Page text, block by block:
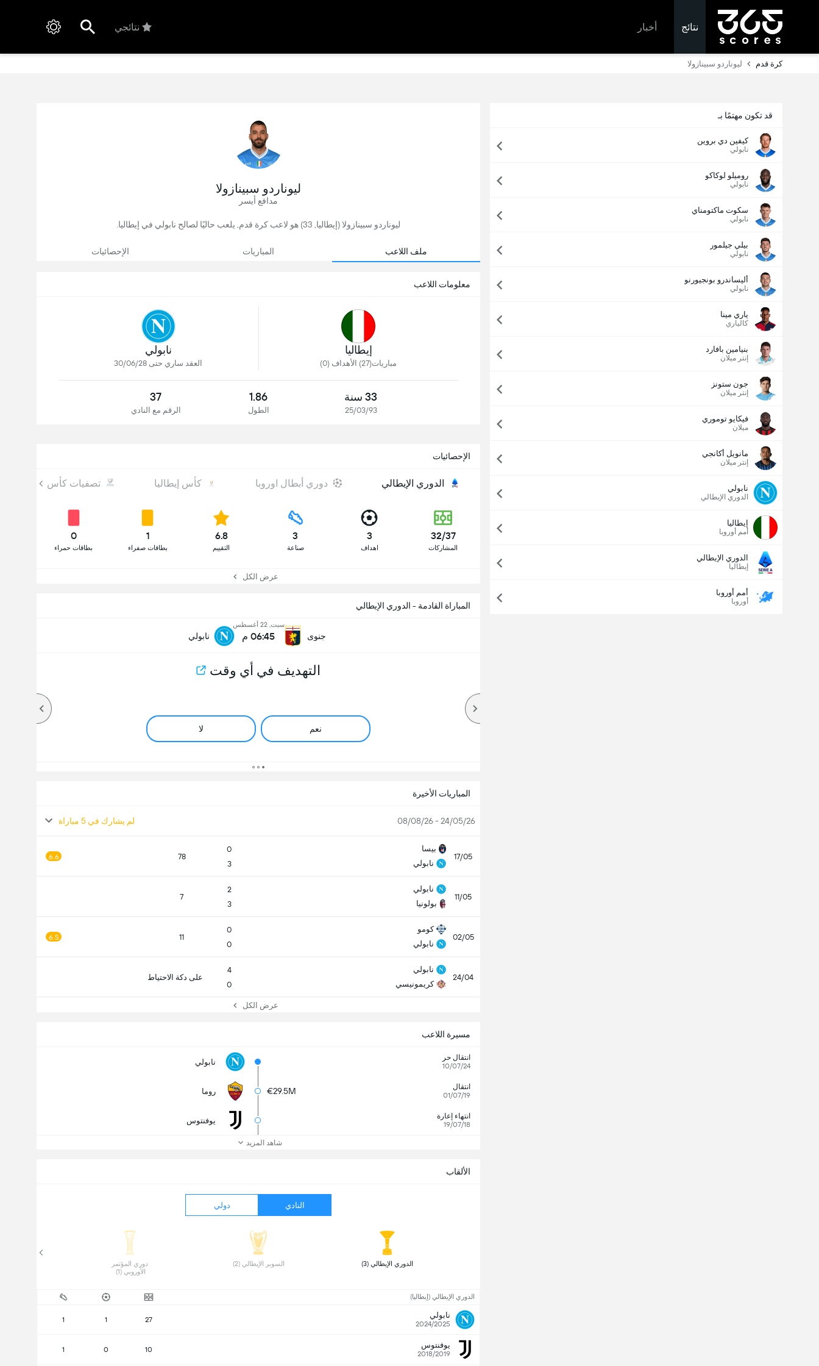
نتائج أخبار نتائجي
كرة قدم ليوناردو سبينازولا
قد تكون مهتمًا بـ
كيفين دي بروين
نابولي
روميلو لوكاكو
نابولي
سكوت ماكتومناي
نابولي
بيلي جيلمور
نابولي
أليساندرو بونجيورنو
نابولي
ياري مينا
كالياري
بنيامين بافارد
إنتر ميلان
جون ستونز
إنتر ميلان
فيكايو توموري
ميلان
مانويل أكانجي
إنتر ميلان
نابولي
الدوري الإيطالي
إيطاليا
أمم أوروبا
الدوري الإيطالي
إيطاليا
أمم أوروبا
أوروبا
ليوناردو سبينازولا
مدافع أيسر
ليوناردو سبينازولا (إيطاليا, 33) هو لاعب كرة قدم, يلعب حاليًا لصالح نابولي في إيطاليا.
ملف اللاعب المباريات الإحصائيات
معلومات اللاعب
إيطاليا
مباريات(27) الأهداف (0)
نابولي
العقد ساري حتى 30/06/28
33 سنة
25/03/93
1.86
الطول
37
الرقم مع النادي
الإحصائيات
الدوري الإيطالي دوري أبطال اوروبا كأس إيطاليا تصفيات كأس العالم
32/37
المشاركات
3
اهداف
3
صناعة
6.8
التقييم
1
بطاقات صفراء
0
بطاقات حمراء
عرض الكل
المباراة القادمة - الدوري الإيطالي
جنوى
سبت, 22 أغسطس
06:45 م نابولي
التهديف في أي وقت
نعم لا
المباريات الأخيرة
24/05/26 - 08/08/26 لم يشارك في 5 مباراة
17/05
بيسا
نابولي
0
3
78
6.6
11/05
نابولي
بولونيا
2
3
7
02/05
كومو
نابولي
0
0
11
6.5
24/04
نابولي
كريمونيسي
4
0
على دكة الاحتياط
عرض الكل
مسيرة اللاعب
انتقال حر
10/07/24
نابولي
انتقال
01/07/19
€29.5M روما
انتهاء إعارة
19/07/18
يوفنتوس
شاهد المزيد
الألقاب
النادي دولي
الدوري الإيطالي (3) السوبر الإيطالي (2)
الأوروبي (1)
الدوري الإيطالي (إيطاليا)
نابولي
2024/2025
27
1
1
يوفنتوس
2018/2019
10
0
1